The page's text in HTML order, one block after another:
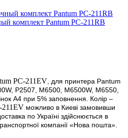
комплект Pantum PC-211RB
PC-211EV , для принтера Pantum
P2507, M6500, M6500W, M6550,
А4 при 5% заповнення. Колір –
211EV можливо в Киеві замовивши
по Україні здійснюється в
компанії «Нова пошта».